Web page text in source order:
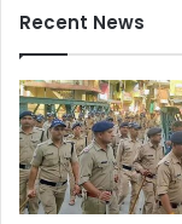
Recent News